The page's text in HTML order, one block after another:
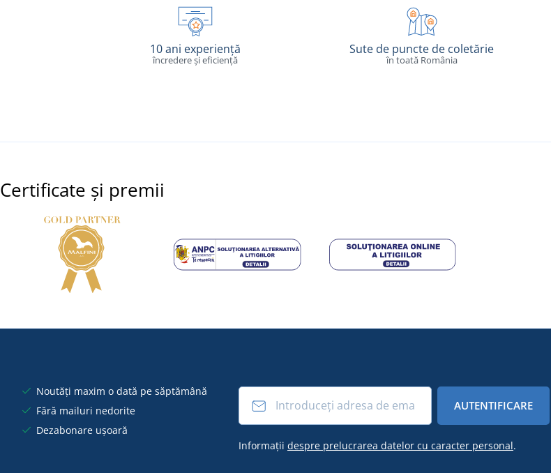
10 ani experiență
încredere și eficiență
Sute de puncte de coletărie
în toată România
Certificate și premii
Noutăți maxim o dată pe săptămână
Fără mailuri nedorite
Dezabonare ușoară
AUTENTIFICARE
Informații despre prelucrarea datelor cu caracter personal.